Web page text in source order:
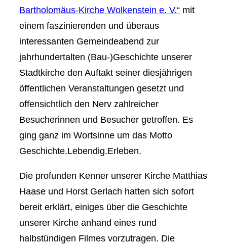
Bartholomäus-Kirche Wolkenstein e. V.“ mit
einem faszinierenden und überaus
interessanten Gemeindeabend zur
jahrhundertalten (Bau-)Geschichte unserer
Stadtkirche den Auftakt seiner diesjährigen
öffentlichen Veranstaltungen gesetzt und
offensichtlich den Nerv zahlreicher
Besucherinnen und Besucher getroffen. Es
ging ganz im Wortsinne um das Motto
Geschichte.Lebendig.Erleben.
Die profunden Kenner unserer Kirche Matthias
Haase und Horst Gerlach hatten sich sofort
bereit erklärt, einiges über die Geschichte
unserer Kirche anhand eines rund
halbstündigen Filmes vorzutragen. Die